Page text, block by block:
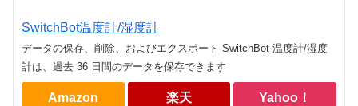
SwitchBot温度計/湿度計
データの保存、削除、およびエクスポート SwitchBot 温度計/湿度
計は、過去 36 日間のデータを保存できます
Amazon 楽天 Yahoo！